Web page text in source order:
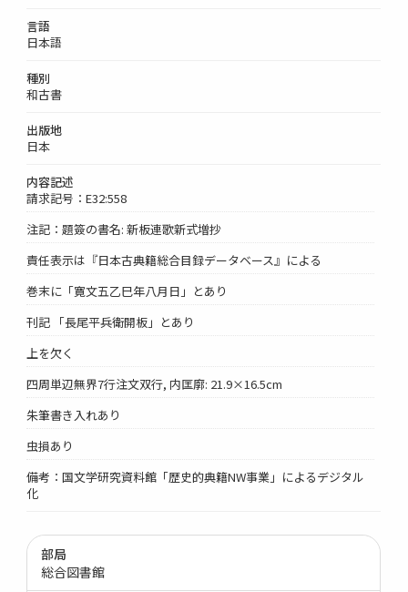
言語
日本語
種別
和古書
出版地
日本
内容記述
請求記号：E32:558
注記：題簽の書名: 新板連歌新式増抄
責任表示は『日本古典籍総合目録データベース』による
巻末に「寛文五乙巳年八月日」とあり
刊記 「長尾平兵衛開板」とあり
上を欠く
四周単辺無界7行注文双行, 内匡廓: 21.9×16.5cm
朱筆書き入れあり
虫損あり
備考：国文学研究資料館「歴史的典籍NW事業」によるデジタル
化
部局
総合図書館